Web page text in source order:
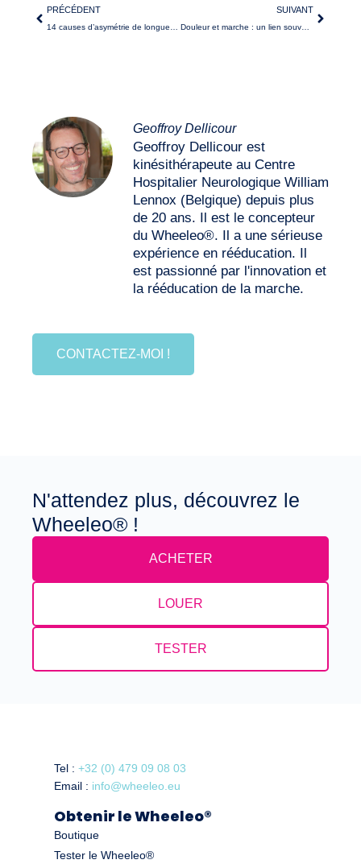
PRÉCÉDENT
14 causes d’asymétrie de longueur du pas : comprendre pour mieux traiter
SUIVANT
Douleur et marche : un lien souvent ignoré ?
Geoffroy Dellicour
Geoffroy Dellicour est
kinésithérapeute au Centre
Hospitalier Neurologique William
Lennox (Belgique) depuis plus
de 20 ans. Il est le concepteur
du Wheeleo®. Il a une sérieuse
expérience en rééducation. Il
est passionné par l'innovation et
la rééducation de la marche.
CONTACTEZ-MOI !
N'attendez plus, découvrez le
Wheeleo® !
ACHETER
LOUER
TESTER
Tel :+32 (0) 479 09 08 03
Email : info@wheeleo.eu
Obtenir le Wheeleo®
Boutique
Tester le Wheeleo®